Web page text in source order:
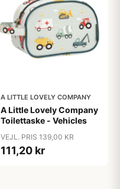
A LITTLE LOVELY COMPANY
A Little Lovely Company
Toilettaske - Vehicles
VEJL. PRIS 139,00 KR
111,20 kr